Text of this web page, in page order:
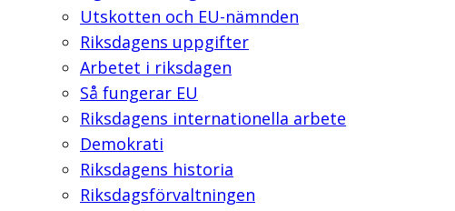
Utskotten och EU-nämnden
Riksdagens uppgifter
Arbetet i riksdagen
Så fungerar EU
Riksdagens internationella arbete
Demokrati
Riksdagens historia
Riksdagsförvaltningen